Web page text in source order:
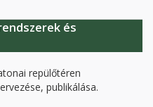
és
repülőtéren
publikálása.